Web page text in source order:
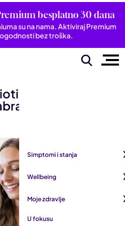
besplatno 30 dana
su na nama. Aktiviraj Premium
bez troška.
Simptomi i stanja
Bubrezi i mokraćni sustav
Dišni sustav
Wellbeing
Moje zdravlje
Pogledaj sve iz kategorije
U fokusu
Kada ih